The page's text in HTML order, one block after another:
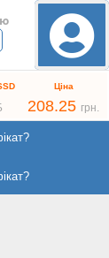
Ціна
208.25 грн.